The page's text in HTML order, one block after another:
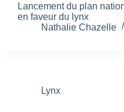
Lancement du plan
en faveur du lynx
Nathalie Chazelle
Lynx